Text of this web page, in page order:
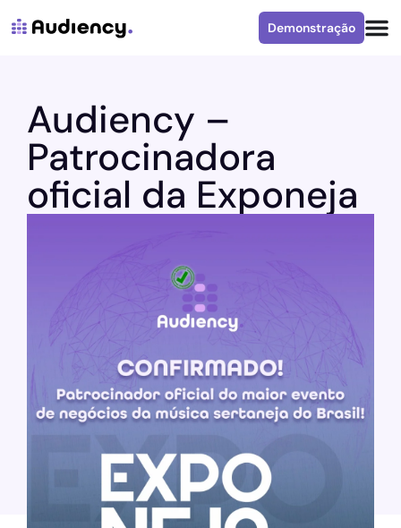
Demonstração
Audiency –
Patrocinadora
oficial da Exponeja